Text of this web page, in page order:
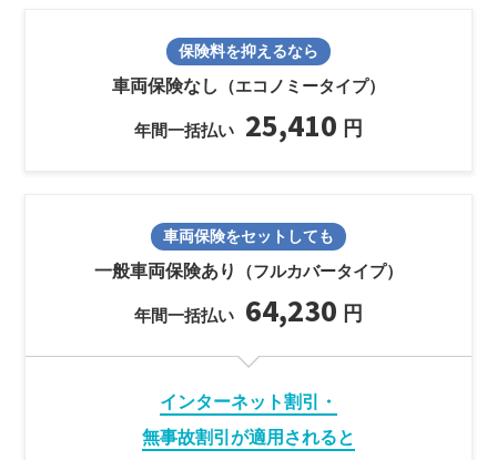
保険料を抑えるなら
車両保険なし （エコノミータイプ）
年間一括払い 25,410 円
車両保険をセットしても
一般車両保険あり （フルカバータイプ）
年間一括払い 64,230 円
インターネット割引・
無事故割引が適用されると